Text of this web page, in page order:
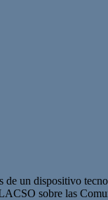
un dispositivo
sobre las